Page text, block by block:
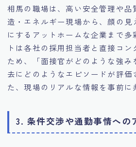
相馬の職場は、高い安全管理や品
造・エネルギー現場から、顔の見
にするアットホームな企業まで多
トは各社の採用担当者と直接コ
ため、「面接官がどのような強み
去にどのようなエピソードが評価
た、現場のリアルな情報を事前に
3. 条件交渉や通勤事情への